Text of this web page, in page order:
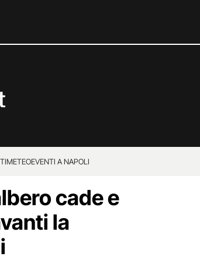
METEOEVENTI A NAPOLI
cade e
la